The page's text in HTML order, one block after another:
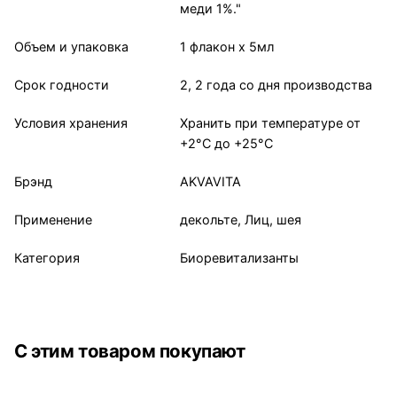
меди 1%."
Объем и упаковка 1 флакон х 5мл
Срок годности 2, 2 года со дня производства
Условия хранения
Хранить при температуре от
+2°С до +25°С
Брэнд AKVAVITA
Применение декольте, Лиц, шея
Категория Биоревитализанты
С этим товаром покупают